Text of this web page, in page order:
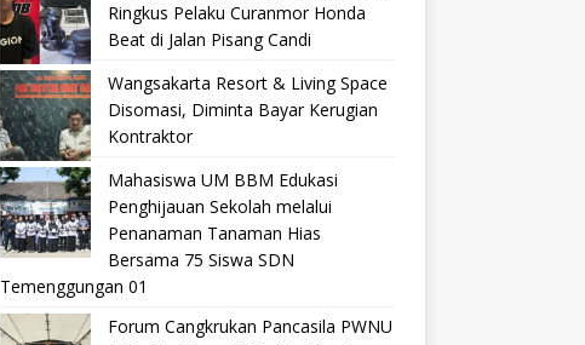
Ringkus Pelaku Curanmor Honda
Beat di Jalan Pisang Candi
Wangsakarta Resort & Living Space
Disomasi, Diminta Bayar Kerugian
Kontraktor
Mahasiswa UM BBM Edukasi
Penghijauan Sekolah melalui
Penanaman Tanaman Hias
Bersama 75 Siswa SDN
Temenggungan 01
Forum Cangkrukan Pancasila PWNU